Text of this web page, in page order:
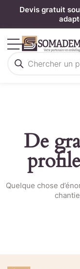
Devis gratuit
de
De
Quelque chose
Panneau de